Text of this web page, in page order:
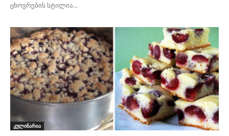
ცხოვრების სტილია...
კულინარია